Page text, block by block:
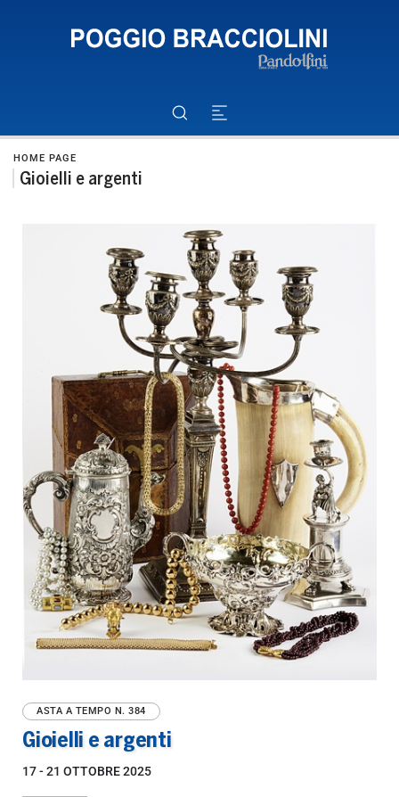
HOME PAGE
Gioielli e argenti
ASTA A TEMPO N. 384
Gioielli e argenti
17 -21 OTTOBRE 2025